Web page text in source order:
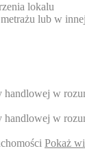
lokalu
lub w
handlowej w
handlowej w
Pokaż